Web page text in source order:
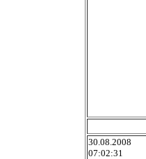
30.08.2008
07:02:31